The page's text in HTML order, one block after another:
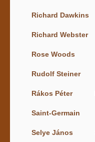
Richard Dawkins
Richard Webster
Rose Woods
Rudolf Steiner
Rákos Péter
Saint-Germain
Selye János